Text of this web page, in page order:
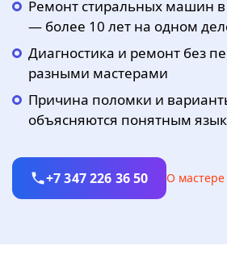
Ремонт стиральных машин в
— более 10 лет на одном
Диагностика и ремонт без
разными мастерами
Причина поломки и
объясняются понятным
+7 347 226 36 50 О